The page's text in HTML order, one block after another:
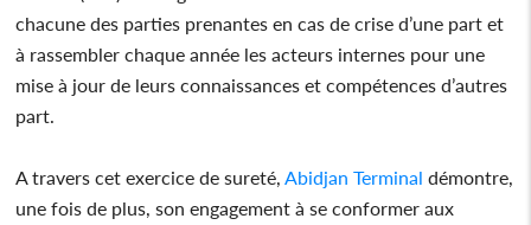
chacune des parties prenantes en cas de crise d’une part et
à rassembler chaque année les acteurs internes pour une
mise à jour de leurs connaissances et compétences d’autres
part.
A travers cet exercice de sureté, Abidjan Terminal démontre,
une fois de plus, son engagement à se conformer aux